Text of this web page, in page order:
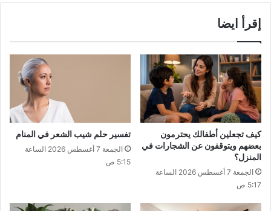
إقرأ ايضا
كيف تجعلين أطفالك يحترمون
بعضهم ويتوقفون عن الشجارات في
المنزل؟
الجمعة 7 أغسطس 2026 الساعة
5:17 ص
تفسير حلم شيب الشعر في المنام
الجمعة 7 أغسطس 2026 الساعة
5:15 ص